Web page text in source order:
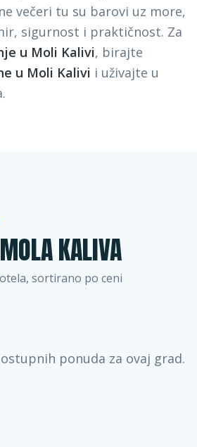
večeri tu su barovi uz more,
sigurnost i praktičnost. Za
u Moli Kalivi, birajte
u Moli Kalivi i uživajte u
MOLA KALIVA
sortirano po ceni
ponuda za ovaj grad.